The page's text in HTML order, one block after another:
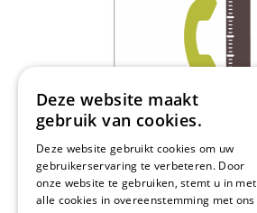
Deze website maakt
gebruik van cookies.
Deze website gebruikt cookies om uw
gebruikerservaring te verbeteren. Door
onze website te gebruiken, stemt u in met
alle cookies in overeenstemming met ons